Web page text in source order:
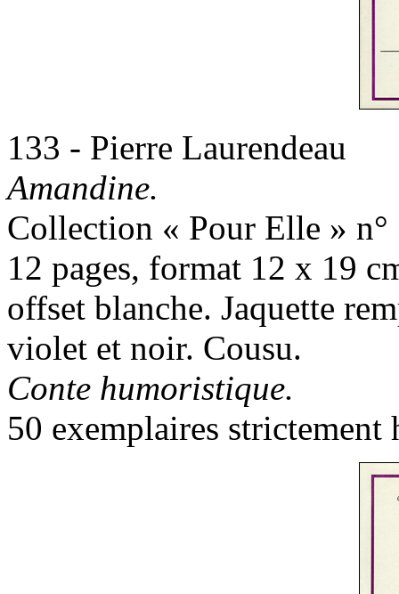
133 - Pierre Laurendeau
Amandine.
Collection « Pour Elle » n°
12 pages, format 12 x 19
offset blanche. Jaquette
violet et noir. Cousu.
Conte humoristique.
50 exemplaires strictement